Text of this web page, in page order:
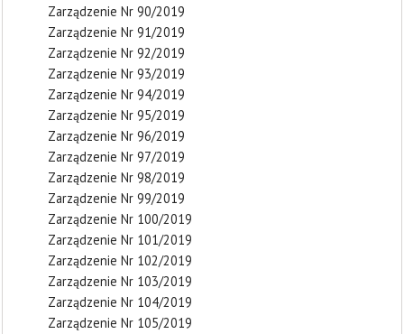
Zarządzenie Nr 90/2019
Zarządzenie Nr 91/2019
Zarządzenie Nr 92/2019
Zarządzenie Nr 93/2019
Zarządzenie Nr 94/2019
Zarządzenie Nr 95/2019
Zarządzenie Nr 96/2019
Zarządzenie Nr 97/2019
Zarządzenie Nr 98/2019
Zarządzenie Nr 99/2019
Zarządzenie Nr 100/2019
Zarządzenie Nr 101/2019
Zarządzenie Nr 102/2019
Zarządzenie Nr 103/2019
Zarządzenie Nr 104/2019
Zarządzenie Nr 105/2019